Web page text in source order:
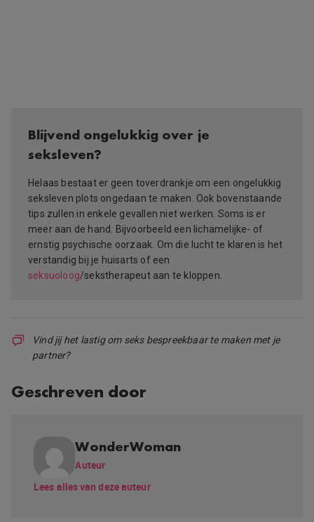
Blijvend ongelukkig over je
seksleven?
Helaas bestaat er geen toverdrankje om een ongelukkig
seksleven plots ongedaan te maken. Ook bovenstaande
tips zullen in enkele gevallen niet werken. Soms is er
meer aan de hand. Bijvoorbeeld een lichamelijke- of
ernstig psychische oorzaak. Om die lucht te klaren is het
verstandig bij je huisarts of een
seksuoloog/sekstherapeut aan te kloppen.
Vind jij het lastig om seks bespreekbaar te maken met je
partner?
Geschreven door
WonderWoman
Auteur
Lees alles van deze auteur